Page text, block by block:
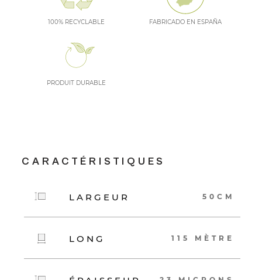
100% RECYCLABLE FABRICADO EN ESPAÑA
PRODUIT DURABLE
CARACTÉRISTIQUES
LARGEUR 50CM
LONG 115 MÈTRE